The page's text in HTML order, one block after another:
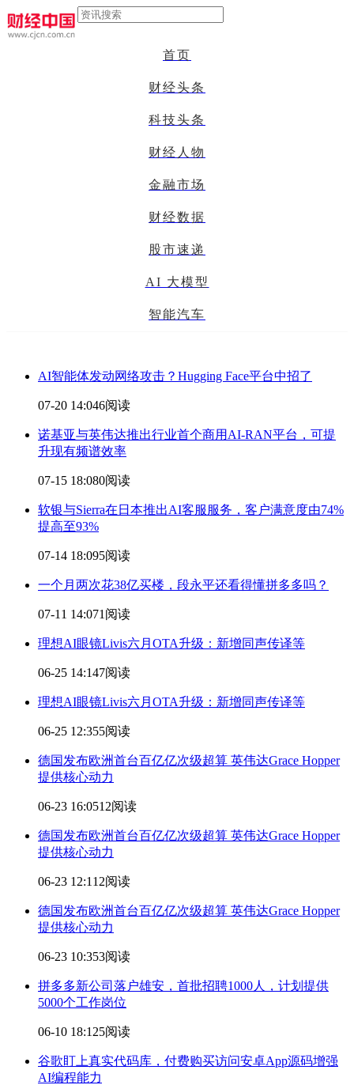
首页
财经头条
科技头条
财经人物
金融市场
财经数据
股市速递
AI 大模型
智能汽车
AI智能体发动网络攻击？Hugging Face平台中招了
07-20 14:046阅读
诺基亚与英伟达推出行业首个商用AI-RAN平台，可提
升现有频谱效率
07-15 18:080阅读
软银与Sierra在日本推出AI客服服务，客户满意度由74%
提高至93%
07-14 18:095阅读
一个月两次花38亿买楼，段永平还看得懂拼多多吗？
07-11 14:071阅读
理想AI眼镜Livis六月OTA升级：新增同声传译等
06-25 14:147阅读
理想AI眼镜Livis六月OTA升级：新增同声传译等
06-25 12:355阅读
德国发布欧洲首台百亿亿次级超算 英伟达Grace Hopper
提供核心动力
06-23 16:0512阅读
德国发布欧洲首台百亿亿次级超算 英伟达Grace Hopper
提供核心动力
06-23 12:11 2阅读
德国发布欧洲首台百亿亿次级超算 英伟达Grace Hopper
提供核心动力
06-23 10:353阅读
拼多多新公司落户雄安，首批招聘1000人，计划提供
5000个工作岗位
06-10 18:125阅读
谷歌盯上真实代码库，付费购买访问安卓App源码增强
AI编程能力